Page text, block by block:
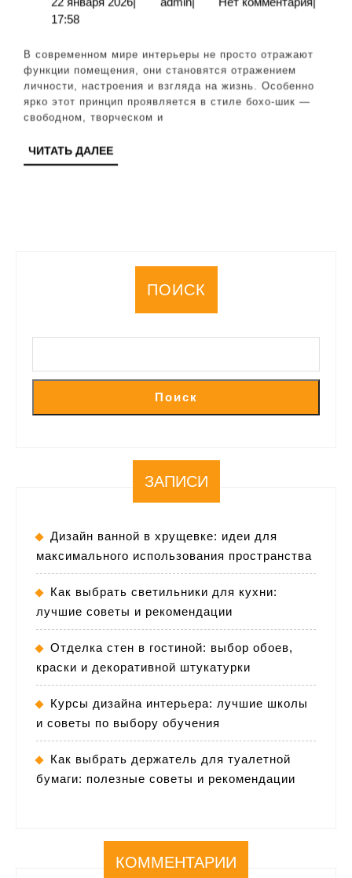
создайте
свободы
17:58
В современном мире интерьеры не просто отражают
функции помещения, они становятся отражением
личности, настроения и взгляда на жизнь. Особенно
ярко этот принцип проявляется в стиле бохо-шик —
свободном, творческом и
ЧИТАТЬ ДАЛЕЕЧИТАТЬ
ДАЛЕЕ
ПОИСК
Поиск
ЗАПИСИ
Дизайн ванной в хрущевке: идеи для
максимального использования пространства
Как выбрать светильники для кухни:
лучшие советы и рекомендации
Отделка стен в гостиной: выбор обоев,
краски и декоративной штукатурки
Курсы дизайна интерьера: лучшие школы
и советы по выбору обучения
Как выбрать держатель для туалетной
бумаги: полезные советы и рекомендации
КОММЕНТАРИИ